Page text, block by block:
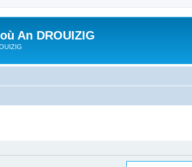
An DROUIZIG